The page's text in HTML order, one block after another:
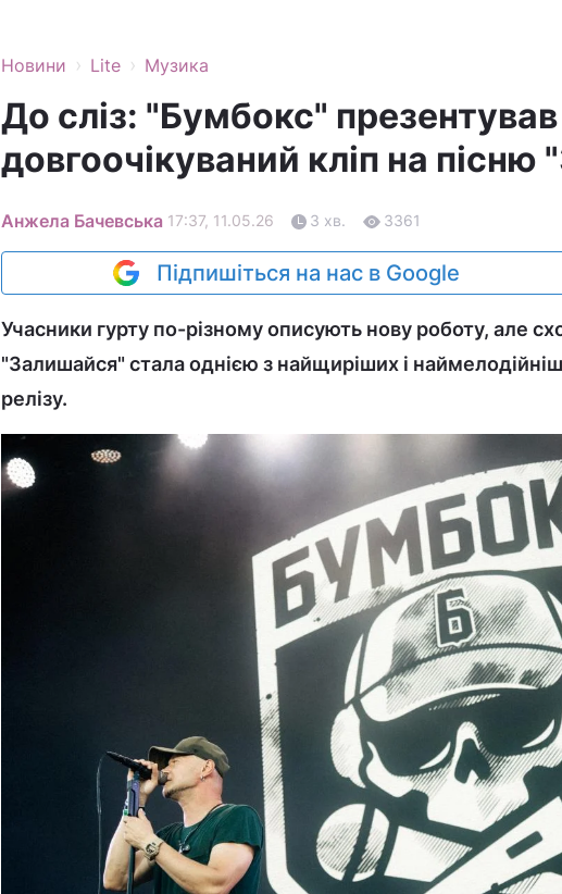
Новини › Lite › Музика
До сліз: "Бумбокс" презентував
довгоочікуваний кліп на
Анжела Бачевська 17:37, 11.05.26 3 хв. 3361
Підпишіться на нас в Google
Учасники гурту по-різному описують нову роботу, але
"Залишайся" стала однією з найщиріших і
релізу.